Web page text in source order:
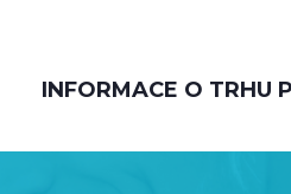
INFORMACE O TRHU